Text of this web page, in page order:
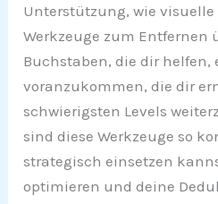
Unterstützung, wie visuelle
Werkzeuge zum Entfernen
Buchstaben, die dir helfen,
voranzukommen, die dir
schwierigsten Levels
sind diese Werkzeuge so
strategisch einsetzen
optimieren und deine